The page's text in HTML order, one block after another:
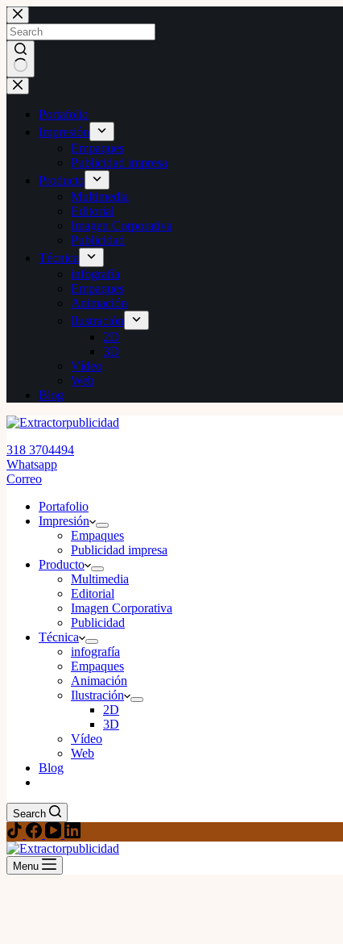
Skip
to
content
No
results
Portafolio
Impresión
Empaques
Publicidad impresa
Producto
Multimedia
Editorial
Imagen Corporativa
Publicidad
Técnica
infografía
Empaques
Animación
Ilustración
2D
3D
Vídeo
Web
Blog
318 3704494
Whatsapp
Correo
Portafolio
Impresión
Empaques
Publicidad impresa
Producto
Multimedia
Editorial
Imagen Corporativa
Publicidad
Técnica
infografía
Empaques
Animación
Ilustración
2D
3D
Vídeo
Web
Blog
Search
Menu